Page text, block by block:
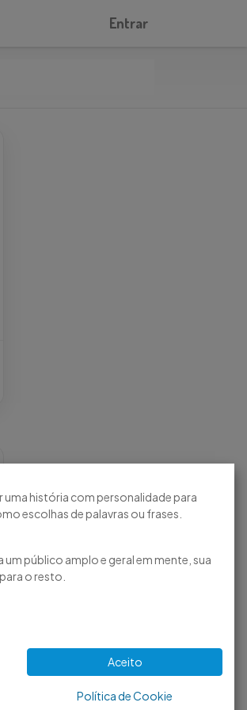
Entrar
uma história com personalidade para
escolhas de palavras ou frases.
um público amplo e geral em mente, sua
o resto.
Aceito
Política de Cookie